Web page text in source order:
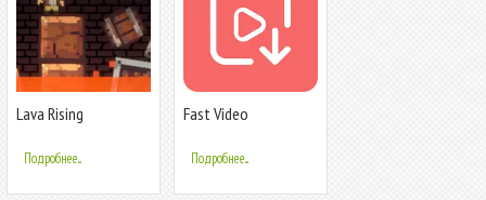
Lava Rising
Подробнее...
Fast Video
Подробнее...